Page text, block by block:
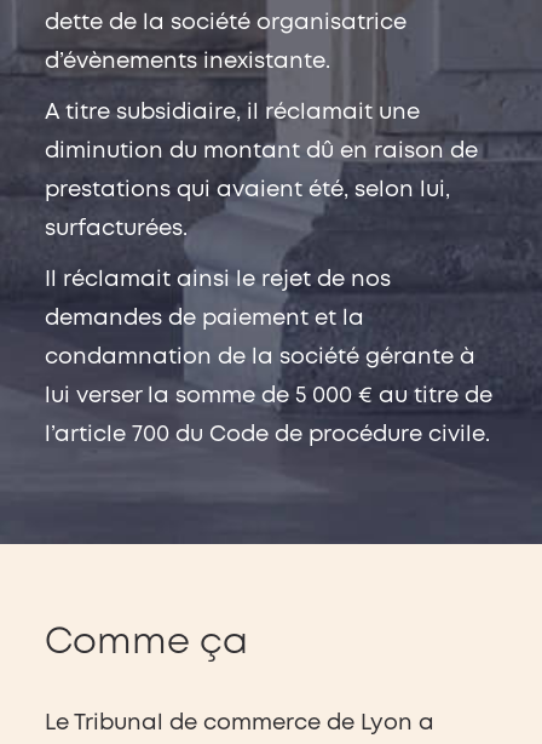
dette de la société organisatrice
d’évènements inexistante.
A titre subsidiaire, il réclamait une
diminution du montant dû en raison de
prestations qui avaient été, selon lui,
surfacturées.
Il réclamait ainsi le rejet de nos
demandes de paiement et la
condamnation de la société gérante à
lui verser la somme de 5 000 € au titre de
l’article 700 du Code de procédure civile.
Comme ça
Le Tribunal de commerce de Lyon a